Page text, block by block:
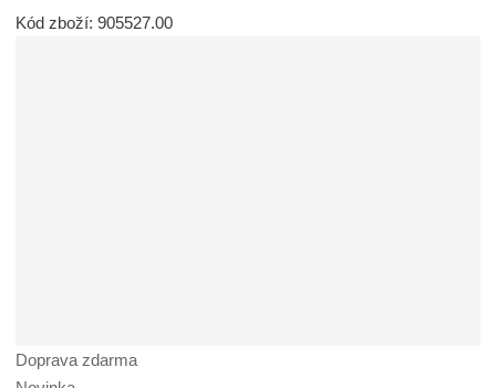
Kód zboží: 905527.00
Doprava zdarma